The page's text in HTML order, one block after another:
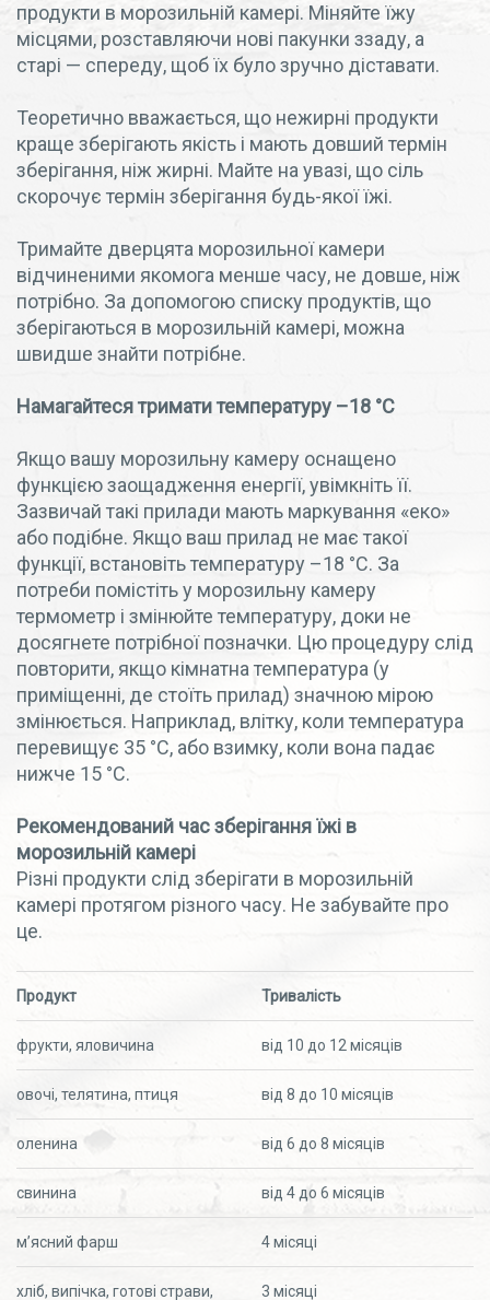
продукти в морозильній камері. Міняйте їжу
місцями, розставляючи нові пакунки ззаду, а
старі — спереду, щоб їх було зручно діставати.
Теоретично вважається, що нежирні продукти
краще зберігають якість і мають довший термін
зберігання, ніж жирні. Майте на увазі, що сіль
скорочує термін зберігання будь-якої їжі.
Тримайте дверцята морозильної камери
відчиненими якомога менше часу, не довше, ніж
потрібно. За допомогою списку продуктів, що
зберігаються в морозильній камері, можна
швидше знайти потрібне.
Намагайтеся тримати температуру –18 °C
Якщо вашу морозильну камеру оснащено
функцією заощадження енергії, увімкніть її.
Зазвичай такі прилади мають маркування «еко»
або подібне. Якщо ваш прилад не має такої
функції, встановіть температуру –18 °C. За
потреби помістіть у морозильну камеру
термометр і змінюйте температуру, доки не
досягнете потрібної позначки. Цю процедуру слід
повторити, якщо кімнатна температура (у
приміщенні, де стоїть прилад) значною мірою
змінюється. Наприклад, влітку, коли температура
перевищує 35 °C, або взимку, коли вона падає
нижче 15 °C.
Рекомендований час зберігання їжі в
морозильній камері
Різні продукти слід зберігати в морозильній
камері протягом різного часу. Не забувайте про
це.
Продукт Тривалість
фрукти, яловичина від 10 до 12 місяців
овочі, телятина, птиця від 8 до 10 місяців
оленина від 6 до 8 місяців
свинина від 4 до 6 місяців
м’ясний фарш 4 місяці
хліб, випічка, готові страви, 3 місяці